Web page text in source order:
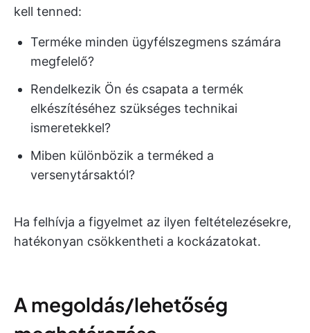
kell tenned:
Terméke minden ügyfélszegmens számára
megfelelő?
Rendelkezik Ön és csapata a termék
elkészítéséhez szükséges technikai
ismeretekkel?
Miben különbözik a terméked a
versenytársaktól?
Ha felhívja a figyelmet az ilyen feltételezésekre,
hatékonyan csökkentheti a kockázatokat.
A megoldás/lehetőség